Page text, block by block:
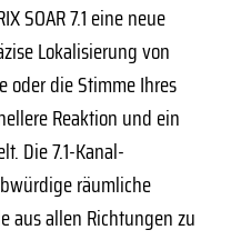
SOAR 7.1 eine neue
Lokalisierung von
oder die Stimme Ihres
Reaktion und ein
Die 7.1-Kanal-
räumliche
aus allen Richtungen zu